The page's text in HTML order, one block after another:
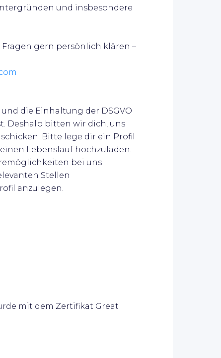
und insbesondere
gern persönlich klären –
die Einhaltung der DSGVO
Deshalb bitten wir dich, uns
Bitte lege dir ein Profil
Lebenslauf hochzuladen.
bei uns
Stellen
anzulegen.
mit dem Zertifikat Great